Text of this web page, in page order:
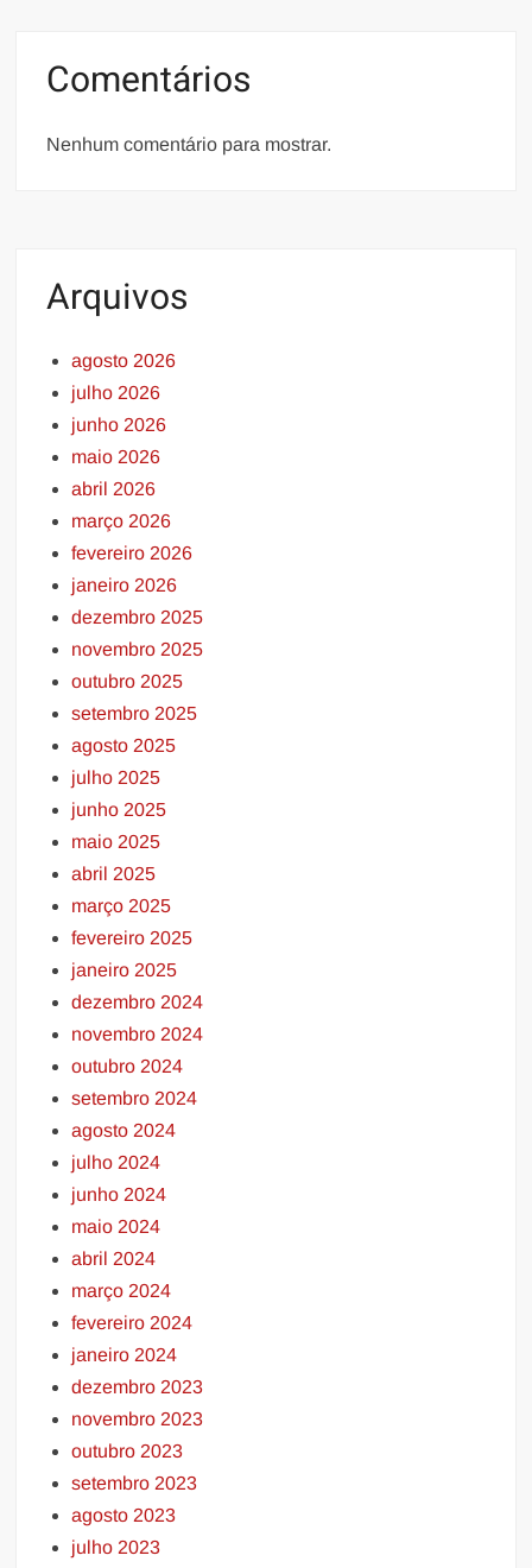
Comentários
Nenhum comentário para mostrar.
Arquivos
agosto 2026
julho 2026
junho 2026
maio 2026
abril 2026
março 2026
fevereiro 2026
janeiro 2026
dezembro 2025
novembro 2025
outubro 2025
setembro 2025
agosto 2025
julho 2025
junho 2025
maio 2025
abril 2025
março 2025
fevereiro 2025
janeiro 2025
dezembro 2024
novembro 2024
outubro 2024
setembro 2024
agosto 2024
julho 2024
junho 2024
maio 2024
abril 2024
março 2024
fevereiro 2024
janeiro 2024
dezembro 2023
novembro 2023
outubro 2023
setembro 2023
agosto 2023
julho 2023